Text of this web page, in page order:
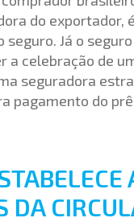
do exportador,
seguro. Já o
a celebração de
seguradora
pagamento do
DA